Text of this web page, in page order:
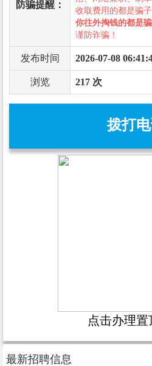
防骗提醒：
收取费用的都是骗子
你往外掏钱的都是
谨防诈骗！
发布时间 2026-07-08
浏览 217 次
拨打
点击办理置
最新招聘信息